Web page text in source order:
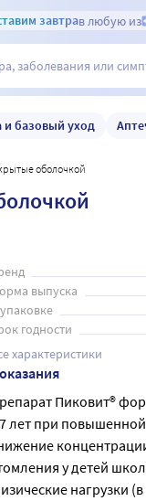
завтрав любую из
и базовый уход
оболочкой
выпуска
годности
характеристики
Пиковит®
лет при
у детей
нагрузки